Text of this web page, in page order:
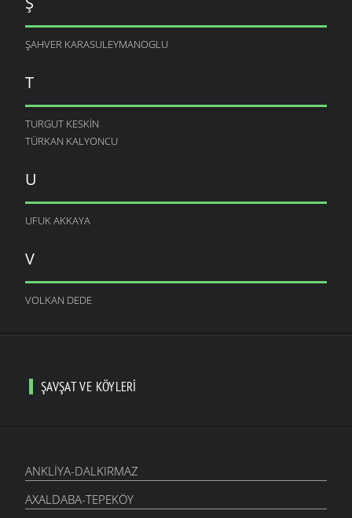
ŞAHVER KARASULEYMANOGLU
T
TURGUT KESKIN
TÜRKAN KALYONCU
U
UFUK AKKAYA
V
VOLKAN DEDE
ŞAVŞAT VE KÖYLERI
ANKLIYA-DALKIRMAZ
AXALDABA-TEPEKÖY